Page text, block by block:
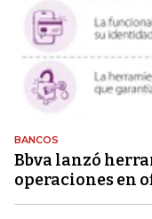
BANCOS
Bbva lanzó
operaciones en